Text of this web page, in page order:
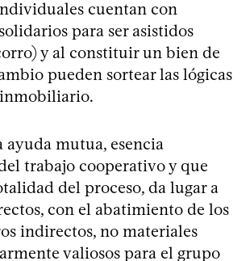
cuentan con
para ser asistidos
y al constituir un bien de
pueden sortear las lógicas
mutua, esencia
trabajo cooperativo y que
del proceso, da lugar a
con el abatimiento de los
indirectos, no materiales
valiosos para el grupo